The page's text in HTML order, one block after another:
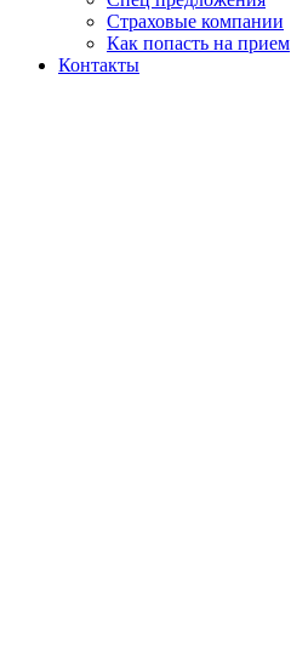
Страховые компании
Как попасть на прием
Контакты